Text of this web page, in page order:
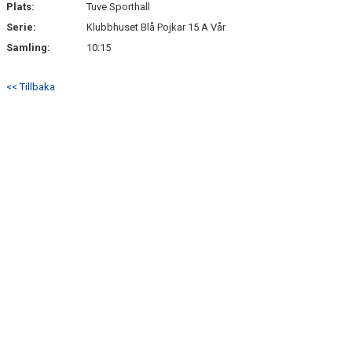
Plats:
Tuve Sporthall
Serie:
Klubbhuset Blå Pojkar 15 A Vår
Samling:
10:15
<< Tillbaka